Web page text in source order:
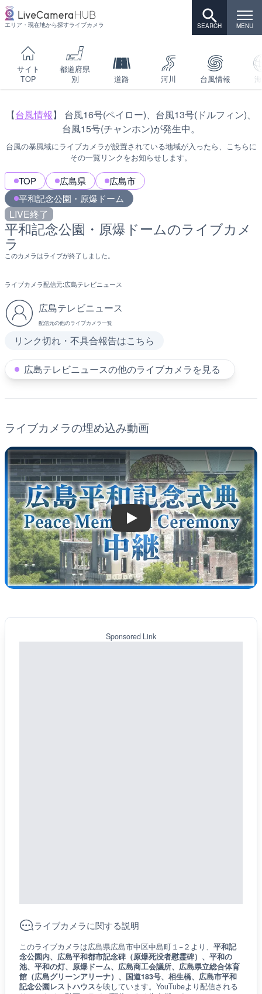
エリア・現在地から探すライブカメラ
サイト
TOP
都道府県
別
道路 河川 台風情報
【台風情報】 台風16号(ペイロー)、台風13号(ドルフィン)、
台風15号(チャンホン)が発生中。
台風の暴風域にライブカメラが設置されている地域が入ったら、こちらに
その一覧リンクをお知らせします。
TOP 広島県
広島市
平和記念公園・原爆ドーム
LIVE終了
平和記念公園・原爆ドームのライブカメ
ラ
このカメラはライブが終了しました。
ライブカメラ配信元:広島テレビニュース
広島テレビニュース
配信元の他のライブカメラ一覧
リンク切れ・不具合報告はこちら
広島テレビニュースの他のライブカメラを見る
ライブカメラの埋め込み動画
Play
Sponsored Link
ライブカメラに関する説明
このライブカメラは広島県広島市中区中島町１−２より、 平和記
念公園内、広島平和都市記念碑（原爆死没者慰霊碑）、平和の
池、平和の灯、原爆ドーム、広島商工会議所、広島県立総合体育
館（広島グリーンアリーナ）、国道183号、相生橋、広島市平和
記念公園レストハウスを映しています。YouTubeより配信される